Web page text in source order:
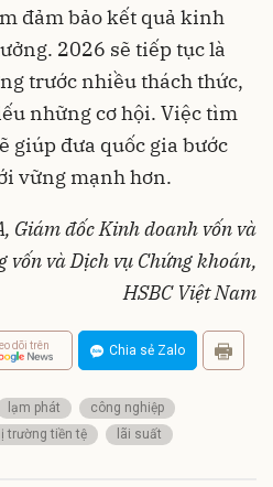
đảm bảo kết quả kinh
2026 sẽ tiếp tục là
trước nhiều thách thức,
những cơ hội. Việc tìm
giúp đưa quốc gia bước
vững mạnh hơn.
Giám đốc Kinh doanh vốn và
vốn và Dịch vụ Chứng khoán,
HSBC Việt Nam
dõi trên Chia sẻ Zalo
lạm phát
công nghiệp
trường tiền tệ lãi suất